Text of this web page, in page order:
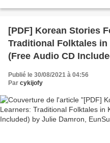
[PDF] Korean Stories
Traditional Folktales
(Free Audio CD
Publié le 30/08/2021 à 04:56
Par cykijofy